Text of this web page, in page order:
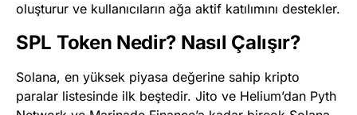
oluşturur ve kullanıcıların ağa aktif katılımını destekler.
SPL Token Nedir? Nasıl Çalışır?
Solana, en yüksek piyasa değerine sahip kripto
paralar listesinde ilk beştedir. Jito ve Helium’dan Pyth